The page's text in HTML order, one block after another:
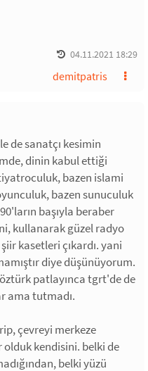
04.11.2021 18:29
demitpatris
de sanatçı kesimin
dinin kabul ettiği
bazen islami
bazen sunuculuk
başıyla beraber
kullanarak güzel radyo
kasetleri çıkardı. yani
diye düşünüyorum.
patlayınca tgrt'de de
ama tutmadı.
çevreyi merkeze
olduk kendisini. belki de
belki yüzü